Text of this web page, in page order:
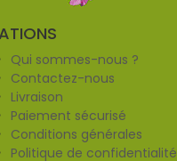
Qui sommes-nous ?
Contactez-nous
Livraison
Paiement sécurisé
Conditions générales
Politique de confidentialité